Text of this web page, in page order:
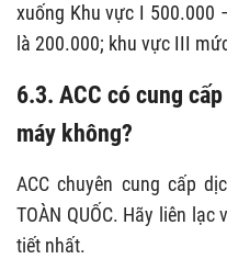
xuống Khu vực I 500.000
là 200.000; khu vực III
6.3. ACC có cung
máy không?
ACC chuyên cung cấp
TOÀN QUỐC. Hãy liên
tiết nhất.